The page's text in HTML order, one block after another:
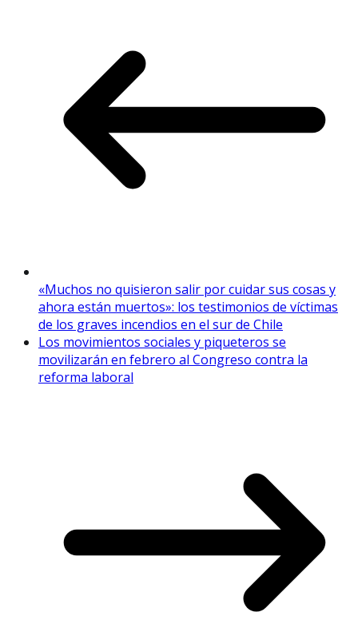
«Muchos no quisieron salir por cuidar sus cosas y
ahora están muertos»: los testimonios de víctimas
de los graves incendios en el sur de Chile
Los movimientos sociales y piqueteros se
movilizarán en febrero al Congreso contra la
reforma laboral